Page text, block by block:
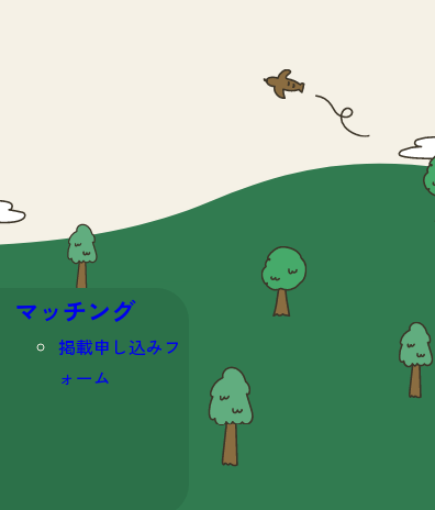
マッチング
掲載申し込みフ
ォーム